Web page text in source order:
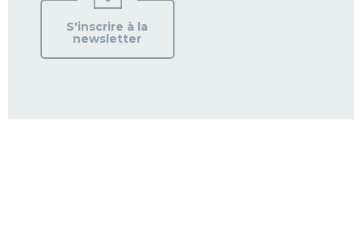
S'inscrire à la
newsletter